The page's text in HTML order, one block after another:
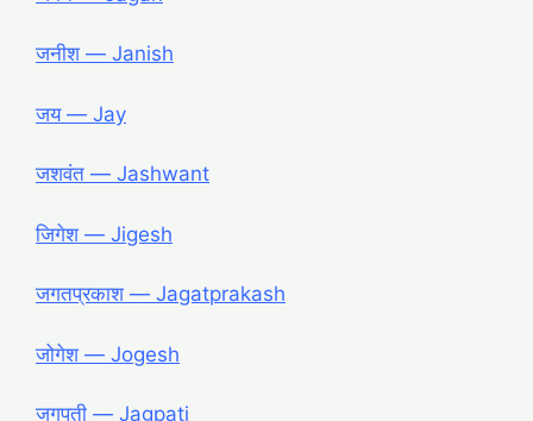
जनीश ― Janish
जय ― Jay
जशवंत ― Jashwant
जिगेश ― Jigesh
जगतप्रकाश ― Jagatprakash
जोगेश ― Jogesh
जगपती ― Jagpati